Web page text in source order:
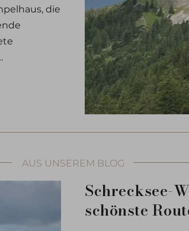
die
AUS UNSEREM BLOG
Schrecksee-
schönste